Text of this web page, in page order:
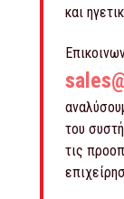
και
του
τις